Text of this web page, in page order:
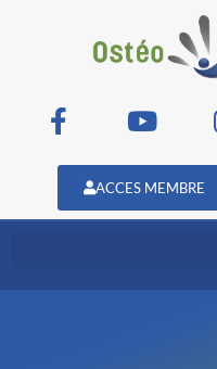
ACCES MEMBRE